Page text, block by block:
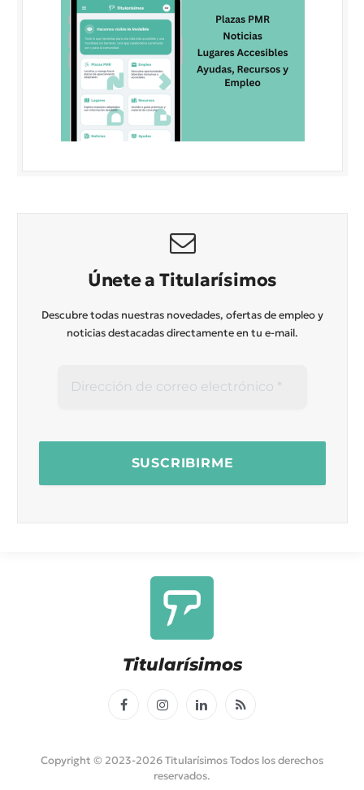
Únete a Titularísimos
Descubre todas nuestras novedades, ofertas de empleo y
noticias destacadas directamente en tu e-mail.
Titularísimos
FacebookInstagramLinkedInRSS
Copyright © 2023-2026 Titularísimos Todos los derechos
reservados.